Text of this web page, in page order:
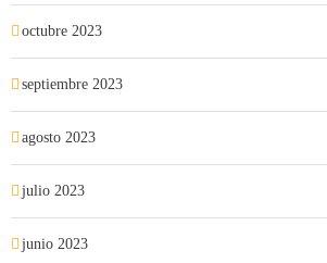
octubre 2023
septiembre 2023
agosto 2023
julio 2023
junio 2023